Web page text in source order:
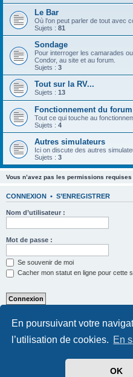
En poursuivant votre
l’utilisation de cookies. En
OK
Le Bar
Où l'on peut parler de tout avec
Sujets : 81
Sondage
Pour interroger les camarades
Condor, au site et au forum.
Sujets : 3
Tout sur la RV...
Sujets : 13
Fonctionnement du forum
Tout ce qui touche au
Sujets : 4
Autres simulateurs
Ici on discute des autres
Sujets : 3
Vous n’avez pas les permissions
CONNEXION • S’ENREGISTRER
Nom d’utilisateur :
Mot de passe :
Se souvenir de moi
Cacher mon statut en ligne pour cette
phpBB ®